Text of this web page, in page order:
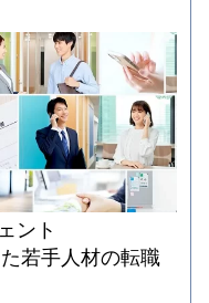
ント
若手人材の転職